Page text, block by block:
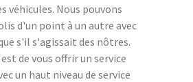
véhicules. Nous pouvons
d'un point à un autre avec
s'il s'agissait des nôtres.
de vous offrir un service
un haut niveau de service